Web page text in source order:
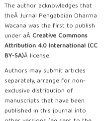
The author acknowledges that
theÂ Jurnal Pengabdian Dharma
Wacana was the first to publish
under aÂ Creative Commons
Attribution 4.0 International (CC
BY-SA)Â license.
Authors may submit articles
separately, arrange for non-
exclusive distribution of
manuscripts that have been
published in this journal into